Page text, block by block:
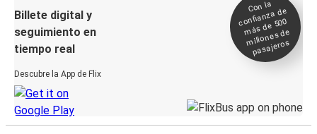
Billete digital y
seguimiento en
tiempo real
Descubre la App de Flix
Con la
confianza de
más de 500
millones de
pasajeros